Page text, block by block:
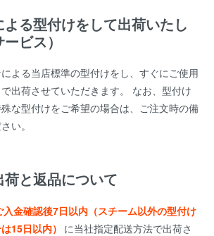
よる型付けをして出荷いたし
ビス）
よる当店標準の型付けをし、すぐにご使用
出荷させていただきます。 なお、型付け
な型付けをご希望の場合は、ご注文時の備
い。
と返品について
入金確認後7日以内（スチーム以外の型付け
15日以内） に当社指定配送方法で出荷さ